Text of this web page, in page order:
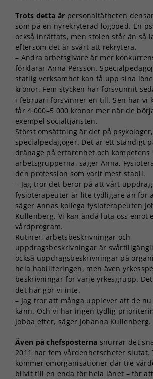
Trots detta är personaltätheten
som på en nyrekryterad logoped. En
också inrättats, men stolen står än så
eftersom det är svårt att rekrytera.
– Andra arbetsgivare är mer
förklarar Anna Persson.
statlig verksamhet kan få upp sina
kronor. Fem stycken har försvunnit
i februari försvinner en till. Sen har vi
får 4 000–5 000 kronor mer när de
exempel socialtjänsten.
Störst omsättning är det på
specialpedagoger. Det är ett ständigt
dränage på erfarenhet och kompetens
arbetsgrupperna, säger Anna.
den profession som varit mest stabil.
– Jag tror det beror på att vårt
fysioterapeuter är lite tydligare än för
säger Annas kollega fysioterapeuten
Kullenberg. Vi kan ändå luta oss emot
vårdprogram.
Rutiner, arbetsbeskrivningar och
uppdragsbeskrivningar är
också uppdragsbeskrivningar på
hela habiliteringen, men även
beskrivningar för varje yrkesgrupp.
det här gör vi inte.
– Jag tror att många upplever att de
känn. Och vi har ingen tydlig
jobba efter, säger Johanna Kullenberg.
Även på chefsposterna snurrar det
2011 har fem vårdenhetschefer slutat.
kommer omorganisationer där tre
blivit till en enda för hela länet – för